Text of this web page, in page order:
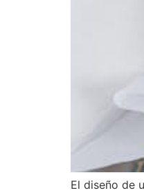
El diseño de